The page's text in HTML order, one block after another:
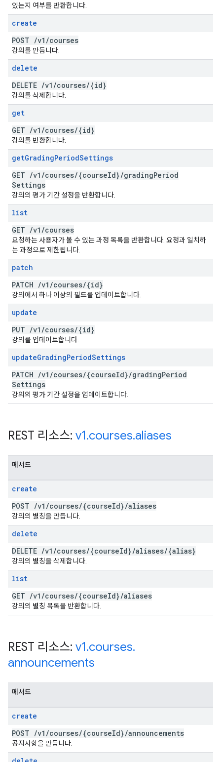
있는지 여부를 반환합니다.
create
POST /v1 /courses
강의를 만듭니다.
delete
DELETE /v1 /courses/{id}
강의를 삭제합니다.
get
GET /v1 /courses/{id}
강의를 반환합니다.
getGradingPeriodSettings
GET /v1 /courses/{courseId}/gradingPeriod
Settings
강의의 평가 기간 설정을 반환합니다.
list
GET /v1 /courses
요청하는 사용자가 볼 수 있는 과정 목록을 반환합니다. 요청과 일치하
는 과정으로 제한됩니다.
patch
PATCH /v1 /courses/{id}
강의에서 하나 이상의 필드를 업데이트합니다.
update
PUT /v1 /courses/{id}
강의를 업데이트합니다.
updateGradingPeriodSettings
PATCH /v1 /courses/{courseId}/gradingPeriod
Settings
강의의 평가 기간 설정을 업데이트합니다.
REST 리소스: v1.courses.aliases
메서드
create
POST /v1 /courses/{courseId}/aliases
강의의 별칭을 만듭니다.
delete
DELETE /v1 /courses/{courseId}/aliases/{alias}
강의의 별칭을 삭제합니다.
list
GET /v1 /courses/{courseId}/aliases
강의의 별칭 목록을 반환합니다.
REST 리소스: v1.courses.
announcements
메서드
create
POST /v1 /courses/{courseId}/announcements
공지사항을 만듭니다.